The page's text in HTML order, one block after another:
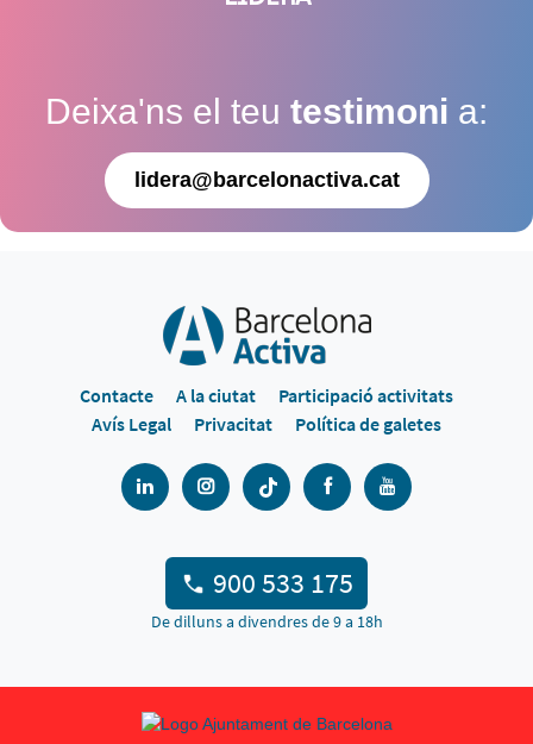
Deixa'ns el teu testimoni a:
lidera@barcelonactiva.cat
Contacte A la ciutat
Participació activitats
Avís Legal
Privacitat Política de galetes
900 533 175
De dilluns a divendres de 9 a 18h